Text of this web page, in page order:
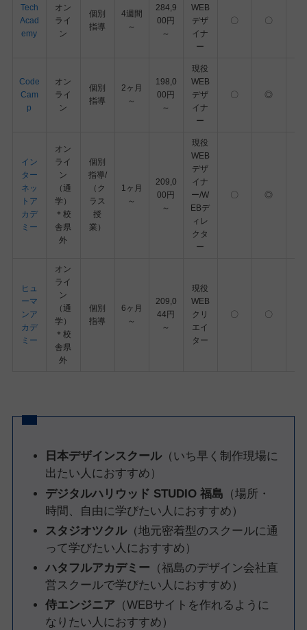
Tech
Acad
emy
オン
ライ
ン
個別
指導
4週間
～
284,9
00円
～
WEB
デザ
イナ
ー
〇 〇
Code
Cam
p
オン
ライ
ン
個別
指導
2ヶ月
～
198,0
00円
～
現役
WEB
デザ
イナ
ー
〇 ◎
イン
ター
ネッ
トア
カデ
ミー
オン
ライ
ン
（通
学）
＊校
舎県
外
個別
指導/
（ク
ラス
授
業）
1ヶ月
～
209,0
00円
～
現役
WEB
デザ
イナ
ー/W
EBデ
ィレ
クタ
ー
〇 ◎
ヒュ
ーマ
ンア
カデ
ミー
オン
ライ
ン
（通
学）
＊校
舎県
外
個別
指導
6ヶ月
～
209,0
44円
～
現役
WEB
クリ
エイ
ター
〇 〇
日本デザインスクール（いち早く制作現場に
出たい人におすすめ）
デジタルハリウッド STUDIO 福島 （場所・
時間、自由に学びたい人におすすめ）
スタジオツクル（地元密着型のスクールに通
って学びたい人におすすめ）
ハタフルアカデミー （福島のデザイン会社直
営スクールで学びたい人におすすめ）
侍エンジニア （WEBサイトを作れるように
なりたい人におすすめ）